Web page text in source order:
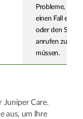
Probleme, ohne
einen Fall
oder den
anrufen zu
müssen.
Juniper Care.
aus, um Ihre